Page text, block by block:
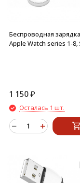
Беспроводная
Apple Watch series 1-8,
1 150₽
Осталась 1 шт.